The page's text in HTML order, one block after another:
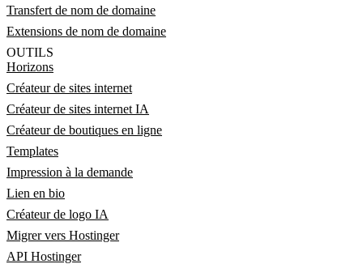
Transfert de nom de domaine
Extensions de nom de domaine
OUTILS
Horizons
Créateur de sites internet
Créateur de sites internet IA
Créateur de boutiques en ligne
Templates
Impression à la demande
Lien en bio
Créateur de logo IA
Migrer vers Hostinger
API Hostinger